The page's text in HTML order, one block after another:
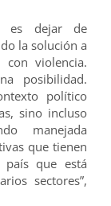
es dejar de
la solución a
con violencia.
posibilidad.
político
sino incluso
manejada
que tienen
que está
sectores”,